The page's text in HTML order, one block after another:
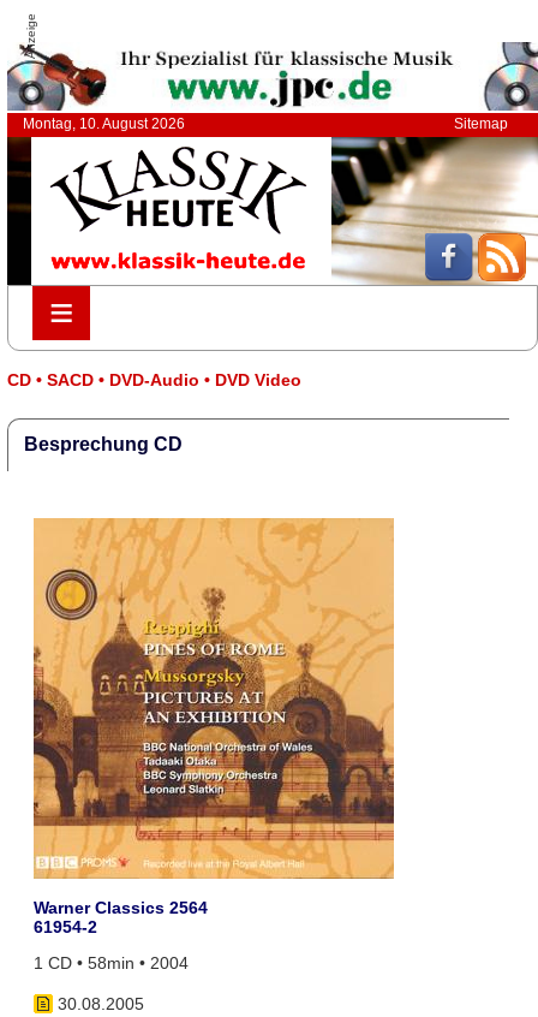
Anzeige
Montag, 10. August 2026 Sitemap
≡
≡
CD • SACD • DVD-Audio • DVD Video
Besprechung CD
Warner Classics 2564
61954-2
1 CD • 58min • 2004
30.08.2005